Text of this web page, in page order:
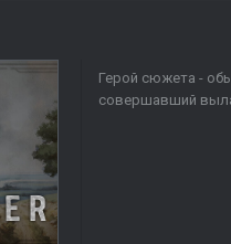
Герой сюжета -
совершавший